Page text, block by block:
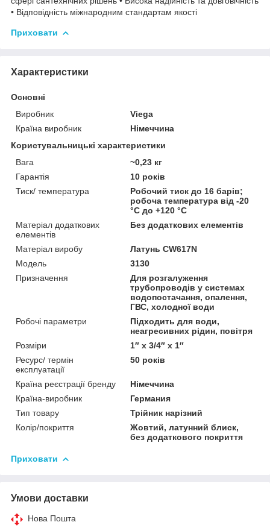
• Відповідність міжнародним стандартам якості
Приховати
Характеристики
Основні
Виробник
Viega
Країна виробник
Німеччина
Користувальницькі характеристики
Вага
~0,23 кг
Гарантія
10 років
Тиск/ температура
Робочий тиск до 16 барів;
робоча температура від -20
°C до +120 °C
Матеріал додаткових
елементів
Без додаткових елементів
Матеріал виробу
Латунь CW617N
Мoдель
3130
Призначення
Для розгалуження
трубопроводів у системах
водопостачання, опалення,
ГВС, холодної води
Робочі параметри
Підходить для води,
неагресивних рідин, повітря
Розміри
1″ x 3/4″ x 1″
Ресурс/ термін
експлуатації
50 років
Країна реєстрації бренду
Німеччина
Країна-виробник
Германия
Тип товару
Трійник нарізний
Колір/покриття
Жовтий, латунний блиск,
без додаткового покриття
Приховати
Умови доставки
Нова Пошта